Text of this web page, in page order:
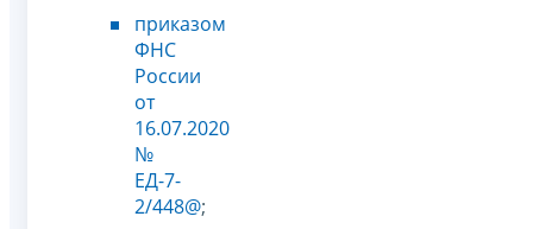
приказом
ФНС
России
от
16.07.2020
№
ЕД-7-
2/448@;